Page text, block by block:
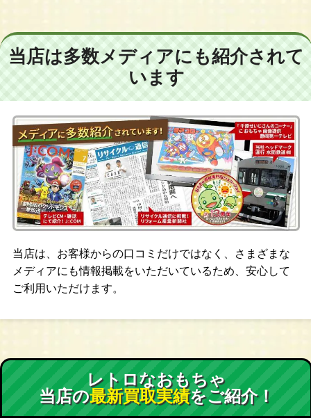
当店は多数メディアにも紹介されて
います
当店は、お客様からの口コミだけではなく、さまざまな
メディアにも情報掲載をいただいているため、安心して
ご利用いただけます。
レトロなおもちゃ
当店の最新買取実績をご紹介！